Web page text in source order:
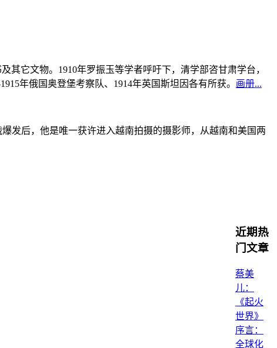
其它文物。1910年罗振玉等学者呼吁下，清学部咨甘肃学台，
年俄国奥登堡考察队、1914年英国斯坦因各有所获。 画册...
发后，他是唯一获许进入越南拍摄的摄影师，从越南和美国两
近期热
门文章
蔡美
儿：
《起火
世界》
序言：
全球化